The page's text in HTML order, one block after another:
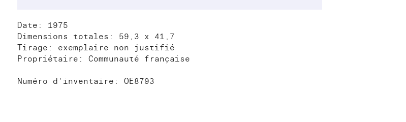
Date: 1975
Dimensions totales: 59,3 x 41,7
Tirage: exemplaire non justifié
Propriétaire: Communauté française
Numéro d'inventaire: OE8793